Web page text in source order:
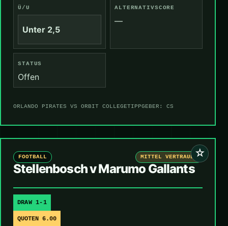
Ü/U
Unter 2,5
ALTERNATIVSCORE
—
STATUS
Offen
ORLANDO PIRATES VS ORBIT COLLEGETIPPGEBER: CS
☆
FOOTBALL MITTEL VERTRAUEN
Stellenbosch v Marumo Gallants
DRAW 1-1
QUOTEN 6.00